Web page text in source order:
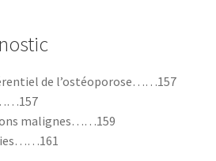
de l’ostéoporose……157
malignes……159